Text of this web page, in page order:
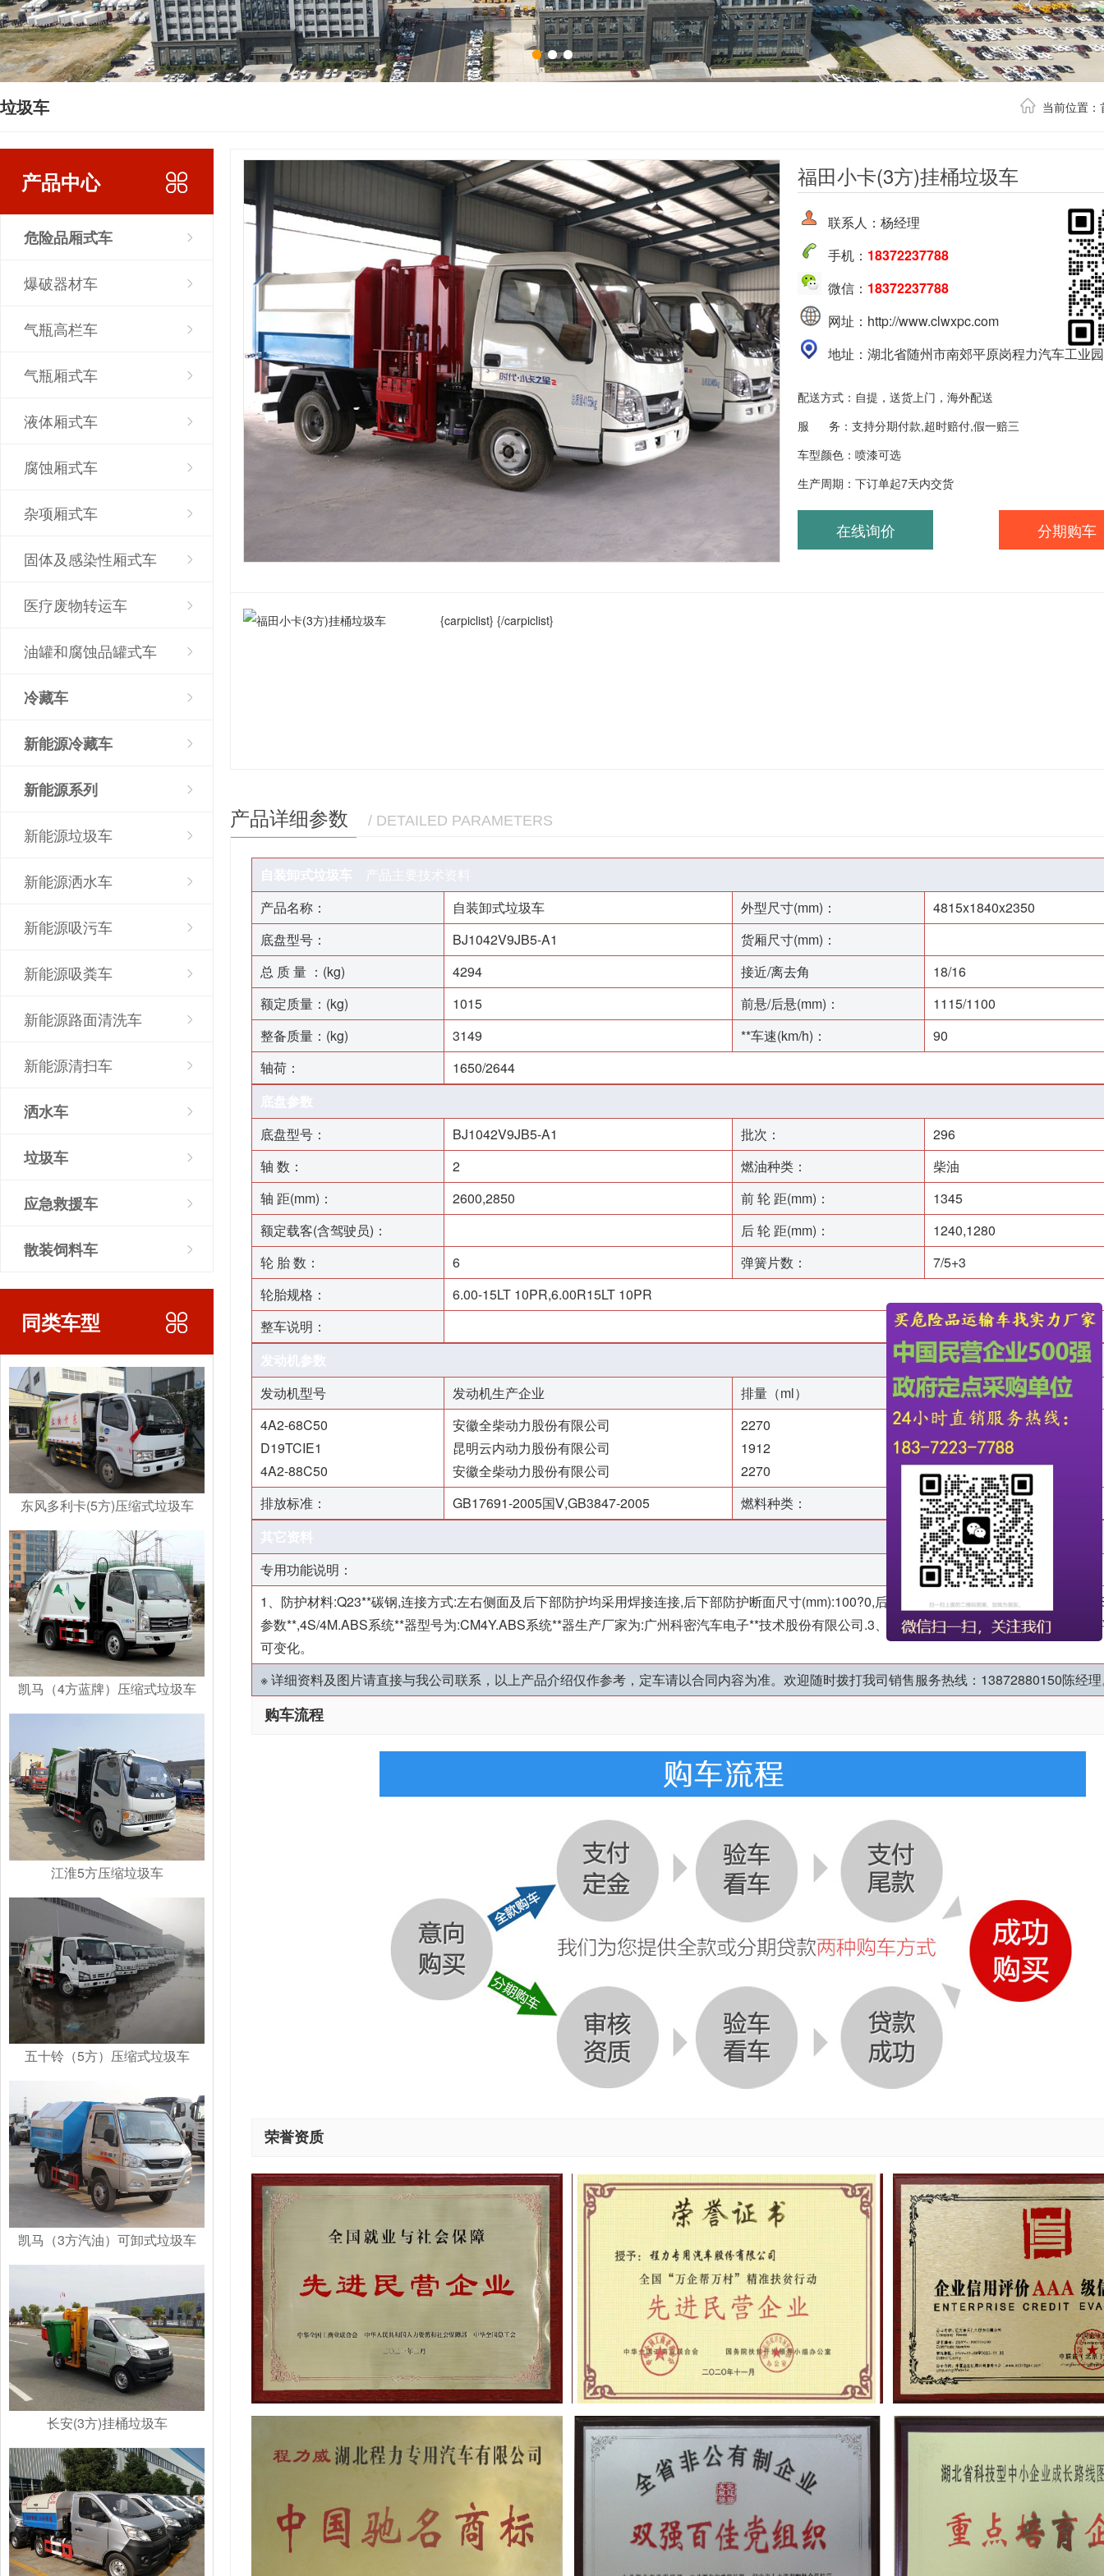
垃圾车 当前位置：
产品中心
危险品厢式车
爆破器材车
气瓶高栏车
气瓶厢式车
液体厢式车
腐蚀厢式车
杂项厢式车
固体及感染性厢式车
医疗废物转运车
油罐和腐蚀品罐式车
冷藏车
新能源冷藏车
新能源系列
新能源垃圾车
新能源洒水车
新能源吸污车
新能源吸粪车
新能源路面清洗车
新能源清扫车
洒水车
垃圾车
应急救援车
散装饲料车
同类车型
东风多利卡(5方)压缩式垃圾车
凯马（4方蓝牌）压缩式垃圾车
江淮5方压缩垃圾车
五十铃（5方）压缩式垃圾车
凯马（3方汽油）可卸式垃圾车
长安(3方)挂桶垃圾车
福田小卡(3方)挂桶垃圾车
联系人：杨经理
手机： 18372237788
微信： 18372237788
网址：http://www.clwxpc.com
地址：湖北省随州市南郊平原岗程力汽车工业园
配送方式：自提，送货上门，海外配送
服 务：支持分期付款,超时赔付,假一赔三
车型颜色：喷漆可选
生产周期：下订单起7天内交货
在线询价 分期购车
{carpiclist} {/carpiclist}
产品详细参数 / DETAILED PARAMETERS
产品名称：
自装卸式垃圾车 外型尺寸(mm)：
4815x1840x2350
底盘型号：
BJ1042V9JB5-A1
货厢尺寸(mm)：
总 质 量 ：(kg)
4294 接近/离去角
18/16
额定质量：(kg)
1015 前悬/后悬(mm)：
1115/1100
整备质量：(kg)
3149 **车速(km/h)：
90
轴荷：
1650/2644
底盘型号：
BJ1042V9JB5-A1 批次：
296
轴 数：
2 燃油种类：
柴油
轴 距(mm)：
2600,2850 前 轮 距(mm)：
1345
额定载客(含驾驶员)：
后 轮 距(mm)：
1240,1280
轮 胎 数：
6 弹簧片数：
7/5+3
轮胎规格：
6.00-15LT 10PR,6.00R15LT 10PR
整车说明：
发动机型号
发动机生产企业 排量（ml）
功率（kw）
4A2-68C50
D19TCIE1
4A2-88C50
安徽全柴动力股份有限公司
昆明云内动力股份有限公司
安徽全柴动力股份有限公司
2270
1912
2270
50
75
65
排放标准：
GB17691-2005国Ⅴ,GB3847-2005 燃料种类：
柴油
专用功能说明：
1、防护材料:Q23**碳钢,连接方式:左右侧面及后下部防护均采用焊接连接,后下部防护断面尺寸(mm):100?0,后下部防护离地高度(mm):380。2、
参数**,4S/4M.ABS系统**器型号为:CM4Y.ABS系统**器生产厂家为:广州科密汽车电子**技术股份有限公司.3、选装挂铁桶装置。4、车辆颜色、文
可变化。
※ 详细资料及图片请直接与我公司联系，以上产品介绍仅作参考，定车请以合同内容为准。欢迎随时拨打我司销售服务热线：13872880150陈经
购车流程
荣誉资质